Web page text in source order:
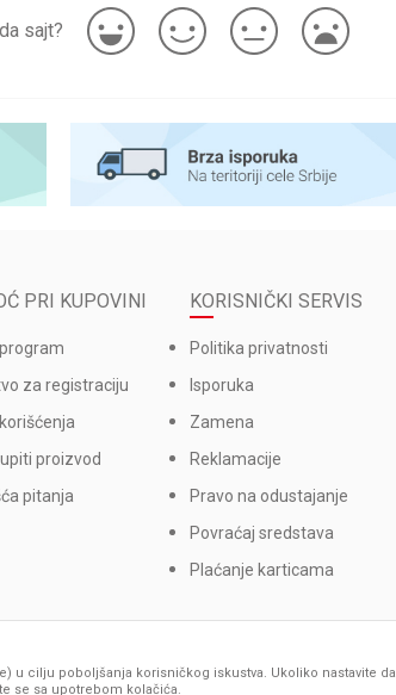
sajt?
PRI KUPOVINI
program
za registraciju
proizvod
pitanja
KORISNIČKI SERVIS
Politika privatnosti
Isporuka
Zamena
Reklamacije
Pravo na odustajanje
Povraćaj sredstava
Plaćanje karticama
u cilju poboljšanja korisničkog iskustva. Ukoliko nastavite da
se sa upotrebom kolačića.